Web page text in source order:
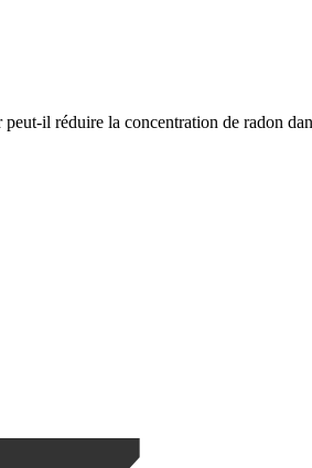
il réduire la concentration de radon